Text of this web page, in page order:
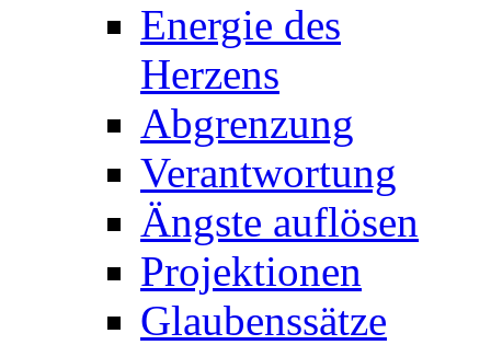
Energie des
Herzens
Abgrenzung
Verantwortung
Ängste auflösen
Projektionen
Glaubenssätze